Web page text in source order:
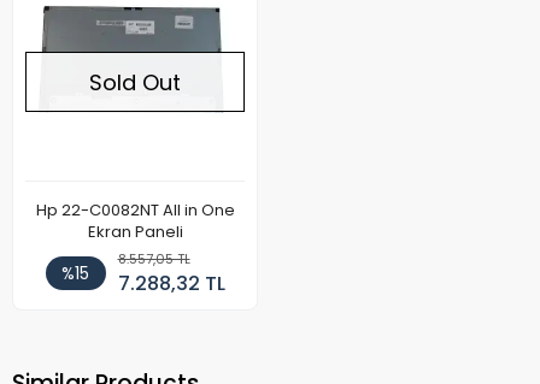
Sold Out
Hp 22-C0082NT All in One
Ekran Paneli
%15
8.557,05 TL
7.288,32 TL